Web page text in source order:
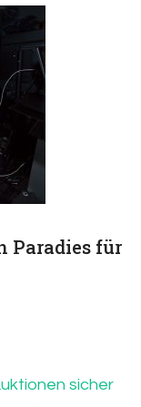
Paradies für
sicher